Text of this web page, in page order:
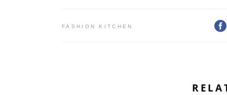
FASHION KITCHEN